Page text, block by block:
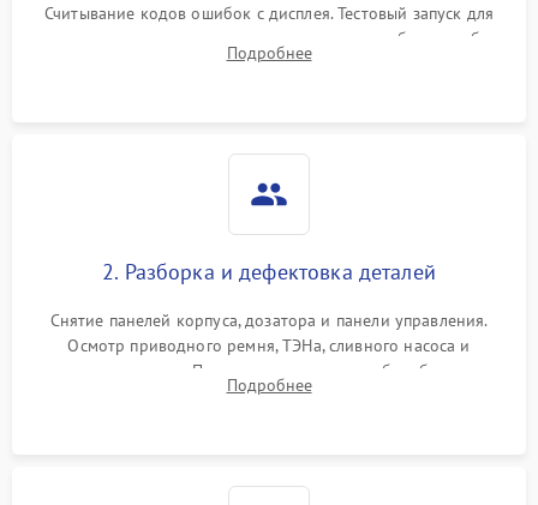
Считывание кодов ошибок с дисплея. Тестовый запуск для
выявления посторонних шумов, протечек или сбоев в работе
электронного модуля управления.
Подробнее
2. Разборка и дефектовка деталей
Снятие панелей корпуса, дозатора и панели управления.
Осмотр приводного ремня, ТЭНа, сливного насоса и
амортизаторов. Проверка подшипников барабана и
крестовины на износ, а манжеты люка на разрывы.
Подробнее